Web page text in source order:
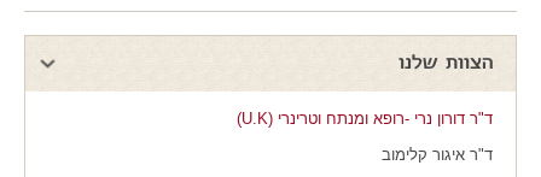
הצוות שלנו
ד"ר דורון נרי -רופא ומנתח וטרינרי (U.K)
ד"ר איגור קלימוב